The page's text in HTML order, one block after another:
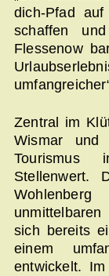
dich-Pfad
schaffen
Flessenow
Zentral im
Wismar und
Stellenwert.
sich bereits
einem
entwickelt.